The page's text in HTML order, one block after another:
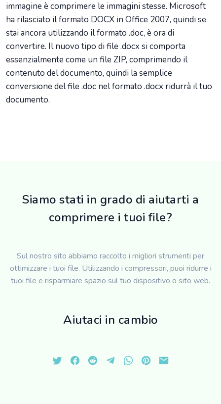
immagine è comprimere le immagini stesse. Microsoft
ha rilasciato il formato DOCX in Office 2007, quindi se
stai ancora utilizzando il formato .doc, è ora di
convertire. Il nuovo tipo di file .docx si comporta
essenzialmente come un file ZIP, comprimendo il
contenuto del documento, quindi la semplice
conversione del file .doc nel formato .docx ridurrà il tuo
documento.
Siamo stati in grado di aiutarti a
comprimere i tuoi file?
Sul nostro sito abbiamo raccolto i migliori strumenti per
ottimizzare i tuoi file. Utilizzando i compressori, puoi ridurre i
tuoi file e risparmiare spazio sul tuo dispositivo o sito web.
Aiutaci in cambio